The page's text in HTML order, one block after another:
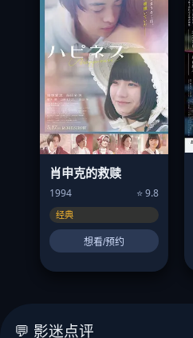
肖申克的救赎
1994 ⭐ 9.8
经典
想看/预约
💬 影迷点评